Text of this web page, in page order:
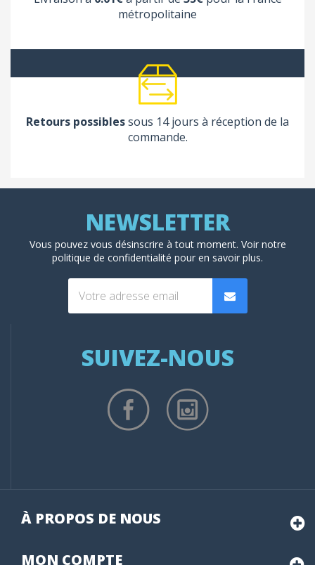
métropolitaine
Retours possiblessous 14 jours à réception de la
commande.
Vous pouvez vous désinscrire à tout moment. Voir notre
politique de confidentialité pour en savoir plus.
SUIVEZ-NOUS
À PROPOS DE NOUS
MON COMPTE